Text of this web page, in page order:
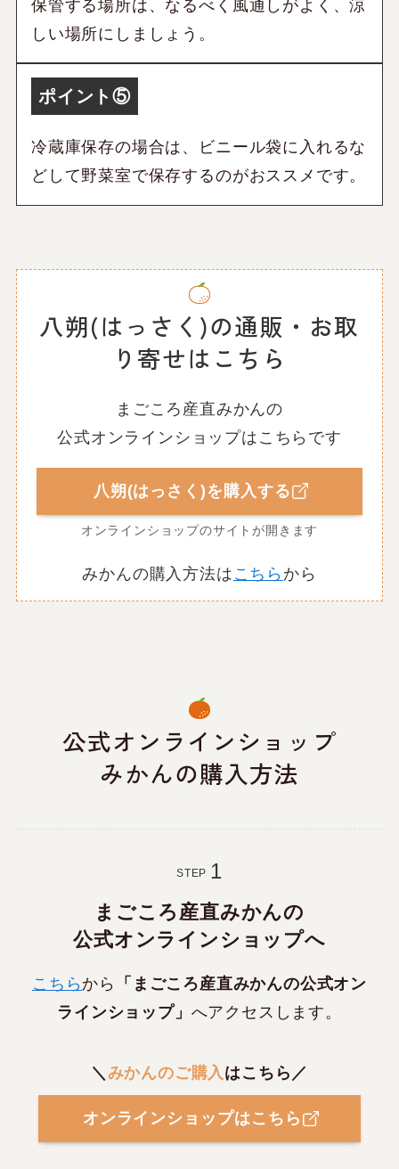
保管する場所は、なるべく風通しがよく、涼
しい場所にしましょう。
ポイント⑤
冷蔵庫保存の場合は、ビニール袋に入れるな
どして野菜室で保存するのがおススメです。
八朔(はっさく)の通販・お取
り寄せはこちら
まごころ産直みかんの
公式オンラインショップはこちらです
八朔(はっさく)を購入する
オンラインショップのサイトが開きます
みかんの購入方法は こちら から
公式オンラインショップ
みかんの購入方法
STEP
まごころ産直みかんの
公式オンラインショップへ
こちらから
「まごころ産直みかんの公式オン
ラインショップ」 へアクセスします。
＼ みかんのご購入 はこちら／
オンラインショップはこちら